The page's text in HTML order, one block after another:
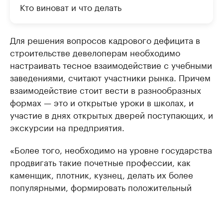
Кто виноват и что делать
Для решения вопросов кадрового дефицита в
строительстве девелоперам необходимо
настраивать тесное взаимодействие с учебными
заведениями, считают участники рынка. Причем
взаимодействие стоит вести в разнообразных
формах — это и открытые уроки в школах, и
участие в днях открытых дверей поступающих, и
экскурсии на предприятия.
«Более того, необходимо на уровне государства
продвигать такие почетные профессии, как
каменщик, плотник, кузнец, делать их более
популярными, формировать положительный